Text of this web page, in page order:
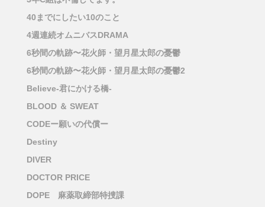
40までにしたい10のこと
4週連続オムニバスDRAMA
6秒間の軌跡〜花火師・望月星太郎の憂鬱
6秒間の軌跡〜花火師・望月星太郎の憂鬱2
Believe-君にかける橋-
BLOOD ＆ SWEAT
CODEー願いの代償ー
Destiny
DIVER
DOCTOR PRICE
DOPE 麻薬取締部特捜課